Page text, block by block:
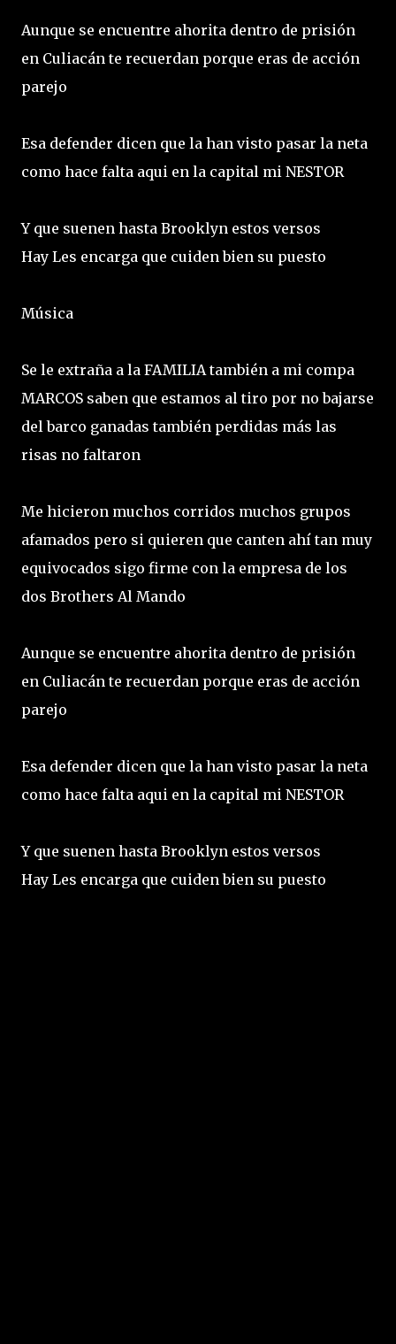
Aunque se encuentre ahorita dentro de prisión
en Culiacán te recuerdan porque eras de acción
parejo
Esa defender dicen que la han visto pasar la neta
como hace falta aqui en la capital mi NESTOR
Y que suenen hasta Brooklyn estos versos
Hay Les encarga que cuiden bien su puesto
Música
Se le extraña a la FAMILIA también a mi compa
MARCOS saben que estamos al tiro por no bajarse
del barco ganadas también perdidas más las
risas no faltaron
Me hicieron muchos corridos muchos grupos
afamados pero si quieren que canten ahí tan muy
equivocados sigo firme con la empresa de los
dos Brothers Al Mando
Aunque se encuentre ahorita dentro de prisión
en Culiacán te recuerdan porque eras de acción
parejo
Esa defender dicen que la han visto pasar la neta
como hace falta aqui en la capital mi NESTOR
Y que suenen hasta Brooklyn estos versos
Hay Les encarga que cuiden bien su puesto